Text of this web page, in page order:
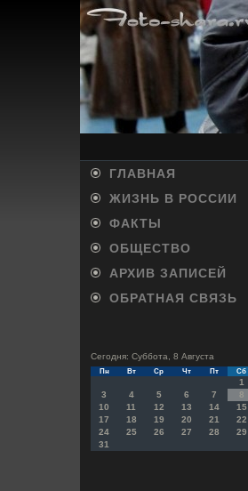
ГЛАВНАЯ
ЖИЗНЬ В РОССИИ
ФАКТЫ
ОБЩЕСТВО
АРХИВ ЗАПИСЕЙ
ОБРАТНАЯ СВЯЗЬ
Сегодня: Суббота, 8 Августа
Пн Вт Ср Чт Пт Сб
1
3
4 5 6 7 8
10
11 12 13 14 15
17
18 19 20 21 22
24
25 26 27 28 29
31